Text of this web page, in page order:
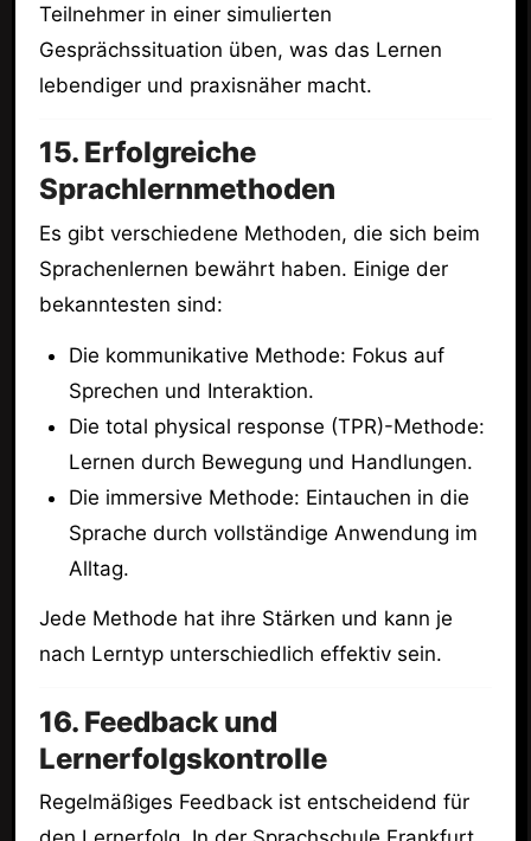
Teilnehmer in einer simulierten
Gesprächssituation üben, was das Lernen
lebendiger und praxisnäher macht.
15. Erfolgreiche
Sprachlernmethoden
Es gibt verschiedene Methoden, die sich beim
Sprachenlernen bewährt haben. Einige der
bekanntesten sind:
Die kommunikative Methode: Fokus auf
Sprechen und Interaktion.
Die total physical response (TPR)-Methode:
Lernen durch Bewegung und Handlungen.
Die immersive Methode: Eintauchen in die
Sprache durch vollständige Anwendung im
Alltag.
Jede Methode hat ihre Stärken und kann je
nach Lerntyp unterschiedlich effektiv sein.
16. Feedback und
Lernerfolgskontrolle
Regelmäßiges Feedback ist entscheidend für